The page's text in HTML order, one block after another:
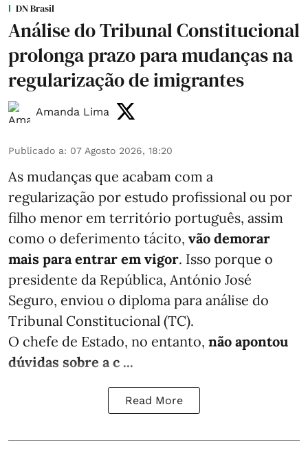
DN Brasil
Análise do Tribunal Constitucional
prolonga prazo para mudanças na
regularização de imigrantes
Amanda Lima
Publicado a: 07 Agosto 2026, 18:20
As mudanças que acabam com a
regularização por estudo profissional ou por
filho menor em território português, assim
como o deferimento tácito, vão demorar
mais para entrar em vigor. Isso porque o
presidente da República, António José
Seguro, enviou o diploma para análise do
Tribunal Constitucional (TC).
O chefe de Estado, no entanto, não apontou
dúvidas sobre a c ...
Read More